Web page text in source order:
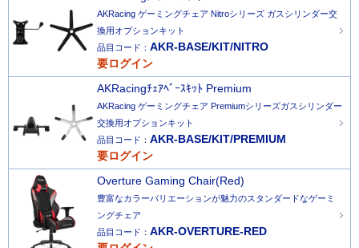
AKRacing ゲーミングチェア Nitroシリーズ ガスシリンダー交
換用オプションキット
品目コード： AKR-BASE/KIT/NITRO
要ログイン
AKRacingﾁｪｱﾍﾞｰｽｷｯﾄ Premium
AKRacing ゲーミングチェア Premiumシリーズガスシリンダー
交換用オプションキット
品目コード： AKR-BASE/KIT/PREMIUM
要ログイン
Overture Gaming Chair(Red)
豊富なカラーバリエーションが魅力のスタンダードなゲーミ
ングチェア
品目コード： AKR-OVERTURE-RED